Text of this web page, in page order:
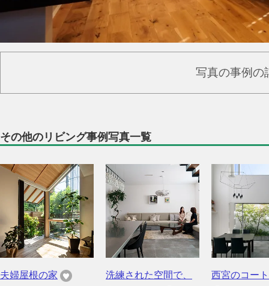
写真の事例の
その他のリビング事例写真一覧
夫婦屋根の家
洗練された空間で、
西宮のコー